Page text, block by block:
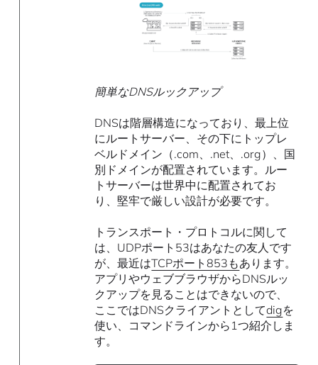
簡単なDNSルックアップ
DNSは階層構造になっており、最上位
にルートサーバー、その下にトップレ
ベルドメイン（.com、.net、.org）、国
別ドメインが配置されています。ルー
トサーバーは世界中に配置されてお
り、堅牢で厳しい設計が必要です。
トランスポート・プロトコルに関して
は、UDPポート53はあなたの友人です
が、最近はTCPポート853もあります。
アプリやウェブブラウザからDNSルッ
クアップを見ることはできないので、
ここではDNSクライアントとしてdigを
使い、コマンドラインから1つ紹介しま
す。